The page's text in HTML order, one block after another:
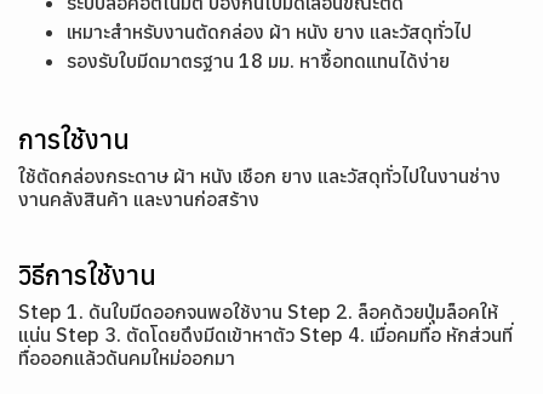
เหมาะสำหรับงานตัดกล่อง ผ้า หนัง ยาง และวัสดุทั่วไป
รองรับใบมีดมาตรฐาน 18 มม. หาซื้อทดแทนได้ง่าย
การใช้งาน
ใช้ตัดกล่องกระดาษ ผ้า หนัง เชือก ยาง และวัสดุทั่วไปในงานช่าง
งานคลังสินค้า และงานก่อสร้าง
วิธีการใช้งาน
Step 1. ดันใบมีดออกจนพอใช้งาน Step 2. ล็อคด้วยปุ่มล็อคให้
แน่น Step 3. ตัดโดยดึงมีดเข้าหาตัว Step 4. เมื่อคมทื่อ หักส่วนที่
ทื่อออกแล้วดันคมใหม่ออกมา